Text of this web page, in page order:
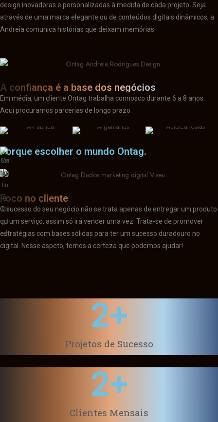
design inovadoras e personalizadas à medida de cada projeto. Seja
através de uma marca elegante ou de conteúdos digitais dinâmicos, a
Andreia comunica histórias que deixam memórias.
A confiança é a base dos negócios
Em média, um cliente Ontag trabalha connosco durante 6 a 8 anos.
Aqui procuramos parcerias de longo prazo.
Porque escolher o mundo Ontag.
Foco no cliente
O sucesso do seu negócio não se trata apenas de entregar um produto
ou um serviço, assim só irá vender uma vez. Trata-se de promover
estratégias com bases sólidas para ter um sucesso duradouro no
digital. Nesse aspeto, temos a certeza que podemos ajudar!
Projetos de Sucesso
2+
Clientes Mensais
2+